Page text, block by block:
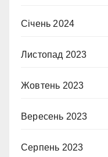
Січень 2024
Листопад 2023
Жовтень 2023
Вересень 2023
Серпень 2023